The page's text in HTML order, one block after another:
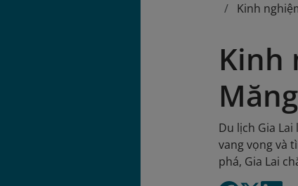
Kinh
Kinh
Du lịch Gia
vang vọng và
phá, Gia Lai